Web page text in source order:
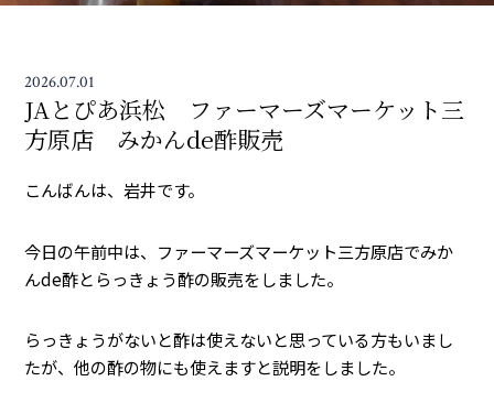
2026.07.01
JAとぴあ浜松 ファーマーズマーケット三
方原店 みかんde酢販売
こんばんは、岩井です。
今日の午前中は、ファーマーズマーケット三方原店でみか
んde酢とらっきょう酢の販売をしました。
らっきょうがないと酢は使えないと思っている方もいまし
たが、他の酢の物にも使えますと説明をしました。